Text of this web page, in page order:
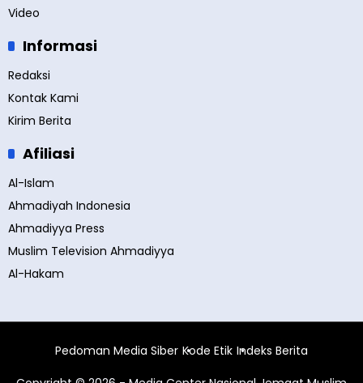
Video
Informasi
Redaksi
Kontak Kami
Kirim Berita
Afiliasi
Al-Islam
Ahmadiyah Indonesia
Ahmadiyya Press
Muslim Television Ahmadiyya
Al-Hakam
Pedoman Media Siber Kode Etik Indeks Berita